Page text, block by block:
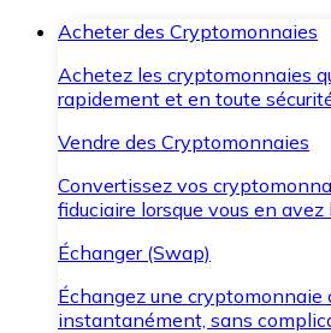
Acheter des Cryptomonnaies
Achetez les cryptomonnaies
rapidement et en toute
Vendre des Cryptomonnaies
Convertissez vos
fiduciaire lorsque vous en avez
Échanger (Swap)
Échangez une cryptomonnaie
instantanément, sans